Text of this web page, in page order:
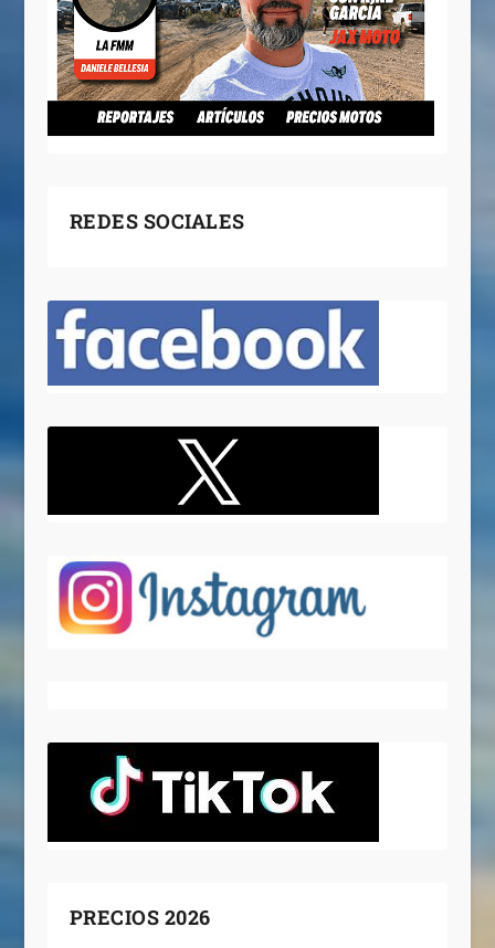
REDES SOCIALES
PRECIOS 2026